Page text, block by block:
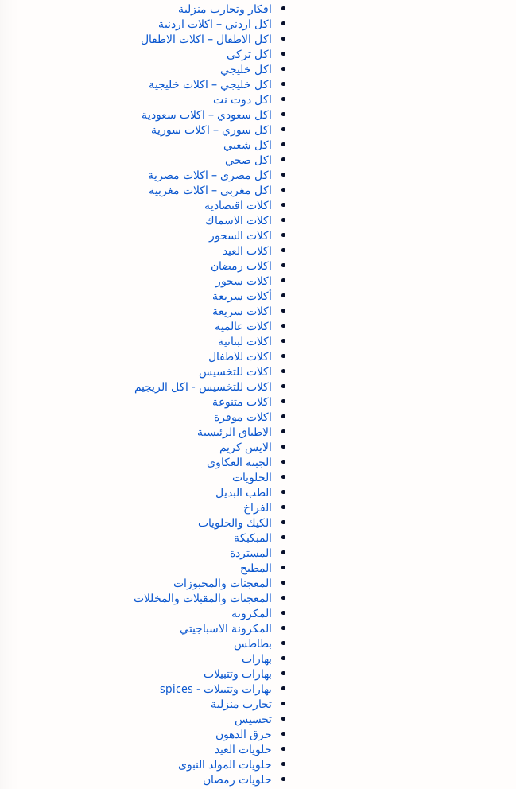
افكار وتجارب منزلية
اكل اردني – اكلات اردنية
اكل الاطفال – اكلات الاطفال
اكل تركى
اكل خليجي
اكل خليجي – اكلات خليجية
اكل دوت نت
اكل سعودي – اكلات سعودية
اكل سوري – اكلات سورية
اكل شعبي
اكل صحي
اكل مصري – اكلات مصرية
اكل مغربي – اكلات مغربية
اكلات اقتصادية
اكلات الاسماك
اكلات السحور
اكلات العيد
اكلات رمضان
اكلات سحور
أكلات سريعة
اكلات سريعة
اكلات عالمية
اكلات لبنانية
اكلات للاطفال
اكلات للتخسيس
اكلات للتخسيس - اكل الريجيم
اكلات متنوعة
اكلات موفرة
الاطباق الرئيسية
الايس كريم
الجبنة العكاوي
الحلويات
الطب البديل
الفراخ
الكيك والحلويات
المبكبكة
المستردة
المطبخ
المعجنات والمخبوزات
المعجنات والمقبلات والمخللات
المكرونة
المكرونة الاسباجيتي
بطاطس
بهارات
بهارات وتتبيلات
بهارات وتتبيلات - spices
تجارب منزلية
تخسيس
حرق الدهون
حلويات العيد
حلويات المولد النبوى
حلويات رمضان